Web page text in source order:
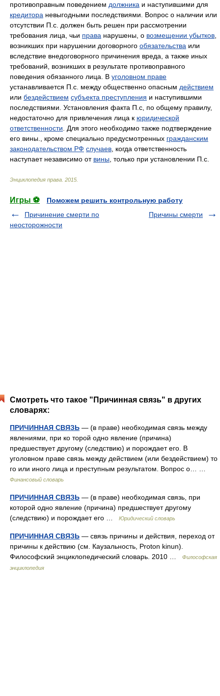
противоправным поведением должника и наступившими для
кредитора невыгодными последствиями. Вопрос о наличии или
отсутствии П.с. должен быть решен при рассмотрении
требования лица, чьи права нарушены, о возмещении убытков
возникших при нарушении договорного обязательства или
вследствие внедоговорного причинения вреда, а также иных
требований, возникших в результате противоправного
поведения обязанного лица. В уголовном праве
устанавливается П.с. между общественно опасным действием
или бездействием субъекта преступления и наступившими
последствиями. Установления факта П.с, по общему правилу,
недостаточно для привлечения лица к юридической
ответственности . Для этого необходимо также подтверждение
его вины., кроме специально предусмотренных гражданским
законодательством РФ случаев , когда ответственность
наступает независимо от вины , только при установлении П.с.
Энциклопедия права 2015
Игры ⚽
Поможем решить контрольную работу
Причинение смерти по
неосторожности
Причины смерти
Смотреть что такое "Причинная связь" в других
словарях:
ПРИЧИННАЯ СВЯЗЬ — (в праве) необходимая связь между
явлениями, при ко торой одно явление (причина)
предшествует другому (следствию) и порождает его. В
уголовном праве связь между действием (или бездействием) то
го или иного лица и преступным результатом. Вопрос о… …
Финансовый словарь
ПРИЧИННАЯ СВЯЗЬ — (в праве) необходимая связь, при
которой одно явление (причина) предшествует другому
(следствию) и порождает его …
Юридический словарь
ПРИЧИННАЯ СВЯЗЬ — связь причины и действия, переход от
причины к действию (см. Каузальность, Proton kinun).
Философский энциклопедический словарь. 2010 …
Философская
энциклопедия